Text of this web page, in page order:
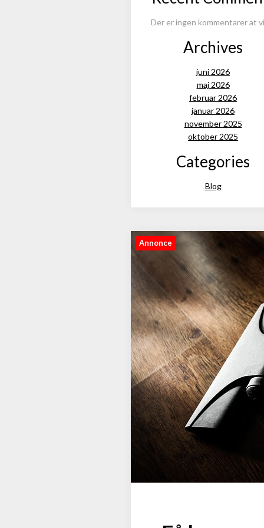
Der er ingen kommentarer at
Archives
juni 2026
maj 2026
februar 2026
januar 2026
november 2025
oktober 2025
Categories
Blog
Annonce